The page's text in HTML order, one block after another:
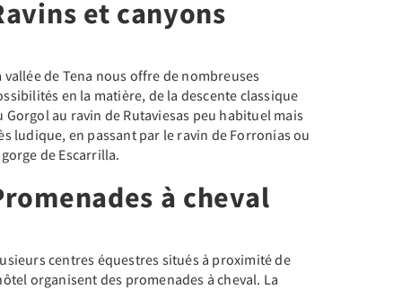
et canyons
vallée de Tena nous offre de nombreuses
en la matière, de la descente classique
Gorgol au ravin de Rutaviesas peu habituel mais
ludique, en passant par le ravin de Forronías ou
de Escarrilla.
à cheval
centres équestres situés à proximité de
organisent des promenades à cheval. La